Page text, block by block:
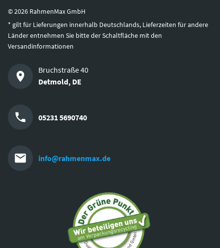
©2026 RahmenMax GmbH
* gilt für Lieferungen innerhalb Deutschlands, Lieferzeiten für andere
Länder entnehmen Sie bitte der Schaltfläche mit den
Versandinformationen
Bruchstraße 40
Detmold, DE
05231 5690740
info@rahmenmax.de